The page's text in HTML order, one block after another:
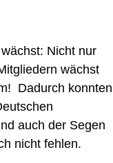
Nicht nur
wächst
Dadurch konnten
auch der Segen
nicht fehlen.